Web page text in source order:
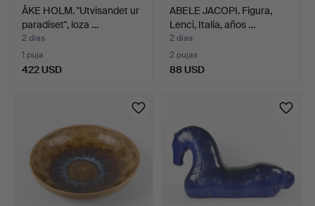
ÅKE HOLM. "Utvisandet ur
paradiset", loza …
2 días
1 puja
422 USD
ABELE JACOPI. Figura,
Lenci, Italia, años …
2 días
2 pujas
88 USD